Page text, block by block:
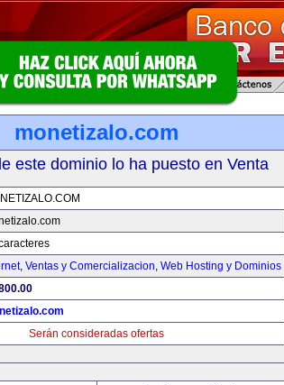
monetizalo.com
este dominio lo ha puesto en Venta
, Ventas y Comercializacion, Web Hosting y Dominios
Serán consideradas ofertas